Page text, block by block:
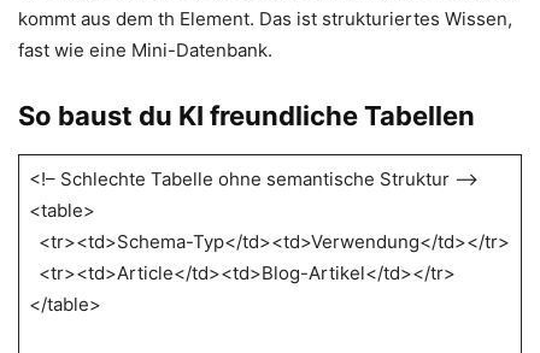
kommt aus dem th Element. Das ist strukturiertes Wissen,
fast wie eine Mini-Datenbank.
So baust du KI freundliche Tabellen
<!– Schlechte Tabelle ohne semantische Struktur –>
<table>
<tr><td>Schema-Typ</td><td>Verwendung</td></tr>
<tr><td>Article</td><td>Blog-Artikel</td></tr>
</table>